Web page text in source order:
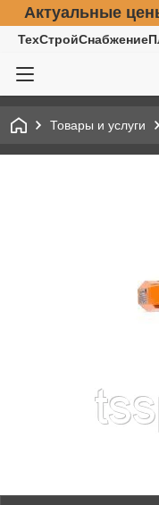
Актуальные
Товары и услуги